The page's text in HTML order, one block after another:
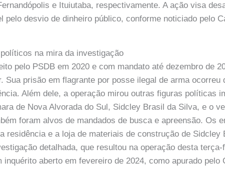
e Ituiutaba, respectivamente. A ação visa
pelo desvio de dinheiro público, conforme noticiado pelo
na mira da investigação
pelo PSDB em 2020 e com mandato até dezembro de
Sua prisão em flagrante por posse ilegal de arma ocorreu
Além dele, a operação mirou outras figuras políticas
de Nova Alvorada do Sul, Sidcley Brasil da Silva, e o
foram alvos de mandados de busca e apreensão. Os
residência e a loja de materiais de construção de Sidcley
detalhada, que resultou na operação desta terça-
inquérito aberto em fevereiro de 2024, como apurado pelo